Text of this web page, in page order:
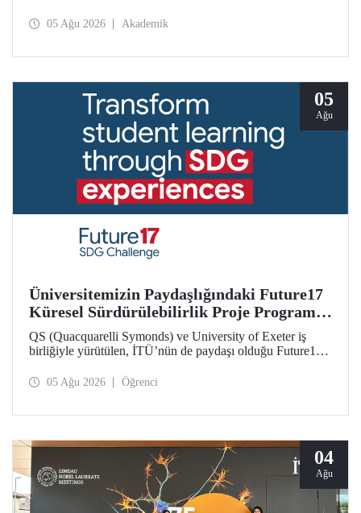
Koşullarına Bağlı Mikrolif Salımı: Aşınma, UV Maruziyeti
kapsamında desteklenmeye hak kazandı.
05 Ağu 2026 Akademik
05
Ağu
Üniversitemizin Paydaşlığındaki Future17
Küresel Sürdürülebilirlik Proje Programı,
Öğrencilerimizin Başvurularını Bekliyor
QS (Quacquarelli Symonds) ve University of Exeter iş
birliğiyle yürütülen, İTÜ’nün de paydaşı olduğu Future17
öğrenci başvuruları açıldı. Başvurular için son gün 31
05 Ağu 2026 Öğrenci
04
Ağu